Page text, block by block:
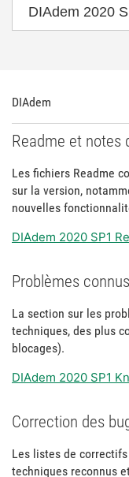
DIAdem
Readme et notes
Les fichiers Readme
sur la version,
nouvelles
DIAdem 2020 SP1
Problèmes
La section sur les
techniques, des plus
blocages).
DIAdem 2020 SP1
Correction des
Les listes de
techniques reconnus